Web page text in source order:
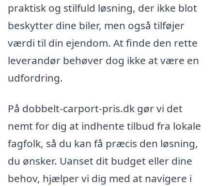
praktisk og stilfuld løsning, der ikke blot
beskytter dine biler, men også tilføjer
værdi til din ejendom. At finde den rette
leverandør behøver dog ikke at være en
udfordring.
På dobbelt-carport-pris.dk gør vi det
nemt for dig at indhente tilbud fra lokale
fagfolk, så du kan få præcis den løsning,
du ønsker. Uanset dit budget eller dine
behov, hjælper vi dig med at navigere i